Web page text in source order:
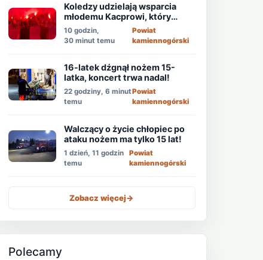
Koledzy udzielają wsparcia
młodemu Kacprowi, który
walczy o życie po ataku
nożownika!
10 godzin,
30 minut temu
Powiat
kamiennogórski
16-latek dźgnął nożem 15-
latka, koncert trwa nadal!
22 godziny, 6 minut
temu
Powiat
kamiennogórski
Walczący o życie chłopiec po
ataku nożem ma tylko 15 lat!
1 dzień, 11 godzin
temu
Powiat
kamiennogórski
Zobacz więcej->
Polecamy